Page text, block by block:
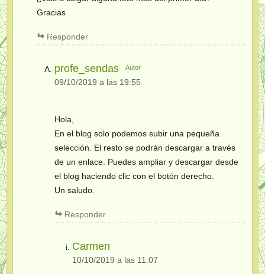
Gracias
Responder
profe_sendas Autor
09/10/2019 a las 19:55
Hola,
En el blog solo podemos subir una pequeña
selección. El resto se podrán descargar a través
de un enlace. Puedes ampliar y descargar desde
el blog haciendo clic con el botón derecho.
Un saludo.
Responder
Carmen
10/10/2019 a las 11:07